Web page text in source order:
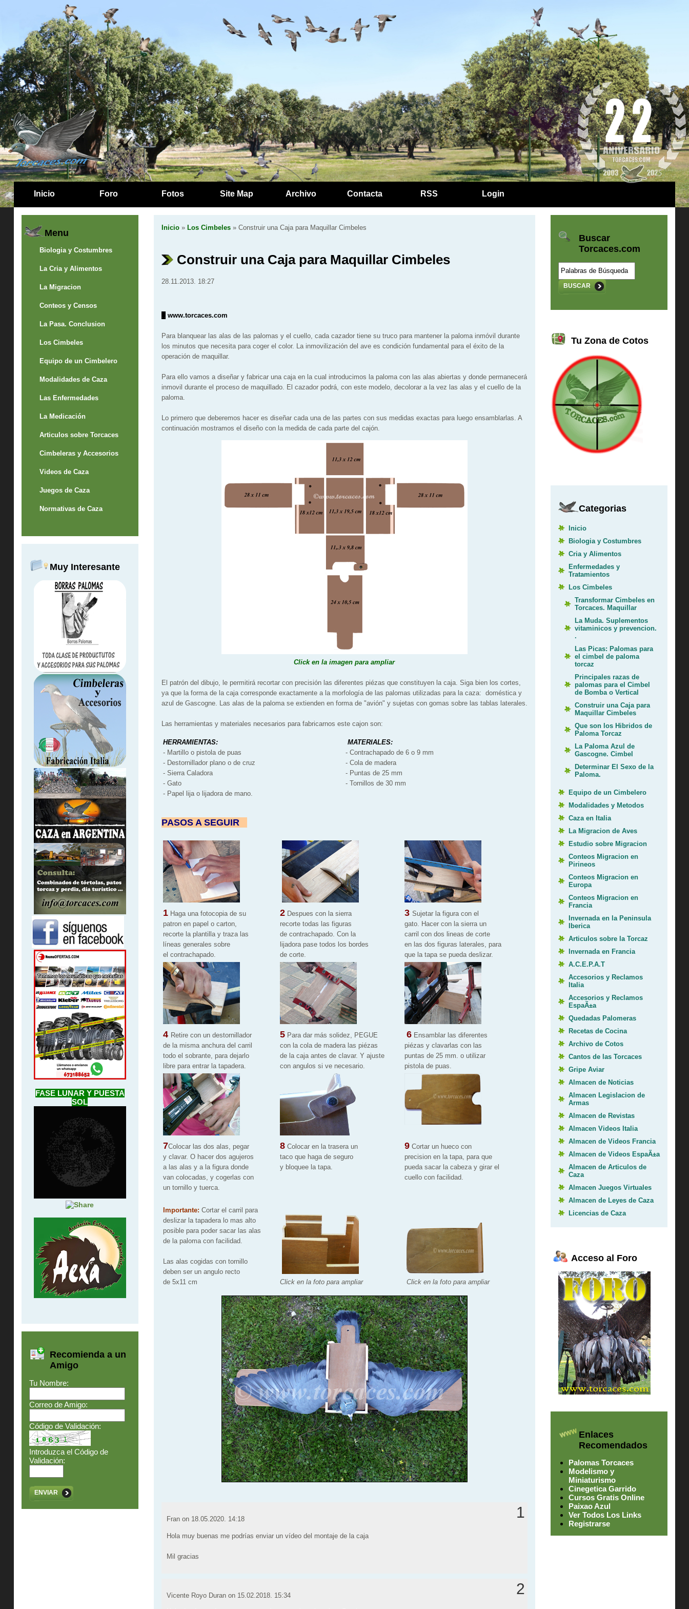
Inicio Foro Fotos Site Map Archivo Contacta RSS Login
Menu
Biologia y Costumbres
La Cria y Alimentos
La Migracion
Conteos y Censos
La Pasa. Conclusion
Los Cimbeles
Equipo de un Cimbelero
Modalidades de Caza
Las Enfermedades
La Medicación
Articulos sobre Torcaces
Cimbeleras y Accesorios
Videos de Caza
Juegos de Caza
Normativas de Caza
Muy Interesante
FASE LUNAR Y PUESTA
SOL
Recomienda a un
Amigo
Tu Nombre:
Correo de Amigo:
Código de Validación:
Introduzca el Código de
Validación:
ENVIAR
Inicio» Los Cimbeles» Construir una Caja para Maquillar Cimbeles
Construir una Caja para Maquillar Cimbeles
28.11.2013. 18:27
.. www.torcaces.com
Para blanquear las alas de las palomas y el cuello, cada cazador tiene su truco para mantener la paloma inmóvil durante
los minutos que necesita para coger el color. La inmovilización del ave es condición fundamental para el éxito de la
operación de maquillar.
Para ello vamos a diseñar y fabricar una caja en la cual introducimos la paloma con las alas abiertas y donde permanecerá
inmovil durante el proceso de maquillado. El cazador podrá, con este modelo, decolorar a la vez las alas y el cuello de la
paloma.
Lo primero que deberemos hacer es diseñar cada una de las partes con sus medidas exactas para luego ensamblarlas. A
continuación mostramos el diseño con la medida de cada parte del cajón.
Click en la imagen para ampliar
El patrón del dibujo, le permitirá recortar con precisión las diferentes piézas que constituyen la caja. Siga bien los cortes,
ya que la forma de la caja corresponde exactamente a la morfología de las palomas utilizadas para la caza: doméstica y
azul de Gascogne. Las alas de la paloma se extienden en forma de "avión" y sujetas con gomas sobre las tablas laterales.
Las herramientas y materiales necesarios para fabricarnos este cajon son:
HERRAMIENTAS:
- Martillo o pistola de puas
- Destornillador plano o de cruz
- Sierra Caladora
- Gato
- Papel lija o lijadora de mano.
MATERIALES:
- Contrachapado de 6 o 9 mm
- Cola de madera
- Puntas de 25 mm
- Tornillos de 30 mm
PASOS A SEGUIR"
1Haga una fotocopia de su
patron en papel o carton,
recorte la plantilla y traza las
líneas generales sobre
el contrachapado.
2Despues con la sierra
recorte todas las figuras
de contrachapado. Con la
lijadora pase todos los bordes
de corte.
3 Sujetar la figura con el
gato. Hacer con la sierra un
carril con dos lineas de corte
en las dos figuras laterales, para
que la tapa se pueda deslizar.
4 Retire con un destornillador
de la misma anchura del carril
todo el sobrante, para dejarlo
libre para entrar la tapadera.
5Para dar más solidez, PEGUE
con la cola de madera las piézas
de la caja antes de clavar. Y ajuste
con angulos si ve necesario.
6Ensamblar las diferentes
piézas y clavarlas con las
puntas de 25 mm. o utilizar
pistola de puas.
7Colocar las dos alas, pegar
y clavar. O hacer dos agujeros
a las alas y a la figura donde
van colocadas, y cogerlas con
un tornillo y tuerca.
8Colocar en la trasera un
taco que haga de seguro
y bloquee la tapa.
9Cortar un hueco con
precision en la tapa, para que
pueda sacar la cabeza y girar el
cuello con facilidad.
Importante: Cortar el carril para
deslizar la tapadera lo mas alto
posible para poder sacar las alas
de la paloma con facilidad.
Las alas cogidas con tornillo
deben ser un angulo recto
de 5x11 cm
Click en la foto para ampliar Click en la foto para ampliar
1
Fran on 18.05.2020. 14:18
Hola muy buenas me podrías enviar un vídeo del montaje de la caja
Mil gracias
2
Vicente Royo Duran on 15.02.2018. 15:34
Buscar
Torcaces.com
BUSCAR
Tu Zona de Cotos
Categorias
Inicio
Biologia y Costumbres
Cria y Alimentos
Enfermedades y
Tratamientos
Los Cimbeles
Transformar Cimbeles en
Torcaces. Maquillar
La Muda. Suplementos
vitaminicos y prevencion.
.
Las Picas: Palomas para
el cimbel de paloma
torcaz
Principales razas de
palomas para el Cimbel
de Bomba o Vertical
Construir una Caja para
Maquillar Cimbeles
Que son los Hibridos de
Paloma Torcaz
La Paloma Azul de
Gascogne. Cimbel
Determinar El Sexo de la
Paloma.
Equipo de un Cimbelero
Modalidades y Metodos
Caza en Italia
La Migracion de Aves
Estudio sobre Migracion
Conteos Migracion en
Pirineos
Conteos Migracion en
Europa
Conteos Migracion en
Francia
Invernada en la Peninsula
Iberica
Articulos sobre la Torcaz
Invernada en Francia
A.C.E.P.A.T
Accesorios y Reclamos
Italia
Accesorios y Reclamos
EspaÃ±a
Quedadas Palomeras
Recetas de Cocina
Archivo de Cotos
Cantos de las Torcaces
Gripe Aviar
Almacen de Noticias
Almacen Legislacion de
Armas
Almacen de Revistas
Almacen Videos Italia
Almacen de Videos Francia
Almacen de Videos EspaÃ±a
Almacen de Articulos de
Caza
Almacen Juegos Virtuales
Almacen de Leyes de Caza
Licencias de Caza
Acceso al Foro
Enlaces
Recomendados
Palomas Torcaces
Modelismo y
Miniaturismo
Cinegetica Garrido
Cursos Gratis Online
Paixao Azul
Ver Todos Los Links
Registrarse